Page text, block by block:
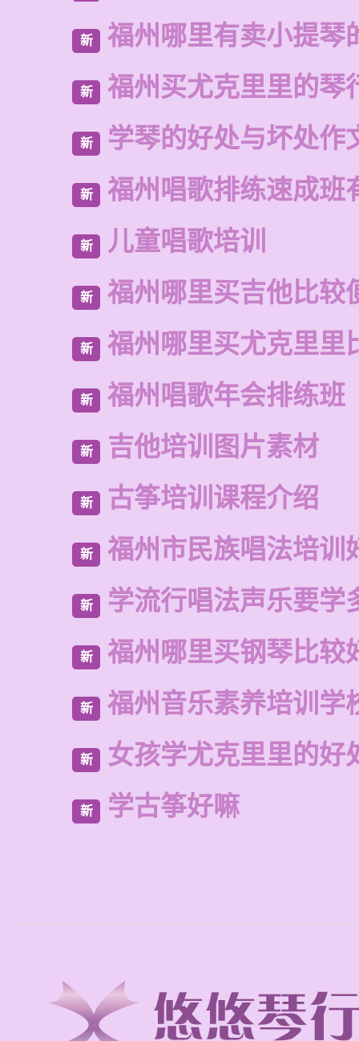
新 福州哪里有卖小提琴
新 福州买尤克里里的琴
新 学琴的好处与坏处作
新 福州唱歌排练速成班
新 儿童唱歌培训
新 福州哪里买吉他比较
新 福州哪里买尤克里里
新 福州唱歌年会排练班
新 吉他培训图片素材
新 古筝培训课程介绍
新 福州市民族唱法培训
新 学流行唱法声乐要学
新 福州哪里买钢琴比较
新 福州音乐素养培训学
新 女孩学尤克里里的好
新 学古筝好嘛